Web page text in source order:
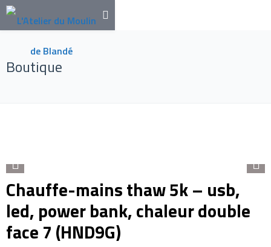
Boutique
Chauffe-mains thaw 5k – usb,
led, power bank, chaleur double
face 7 (HND9G)